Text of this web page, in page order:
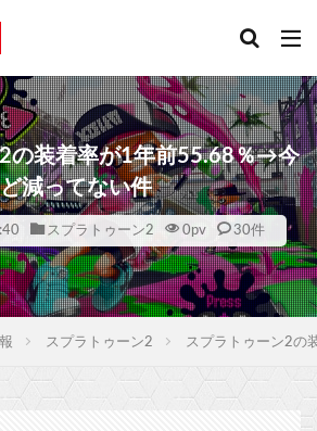
の装着率が1年前55.68％→今
減ってない件
スプラトゥーン2 0pv 30件
スプラトゥーン2 スプラトゥーン2の